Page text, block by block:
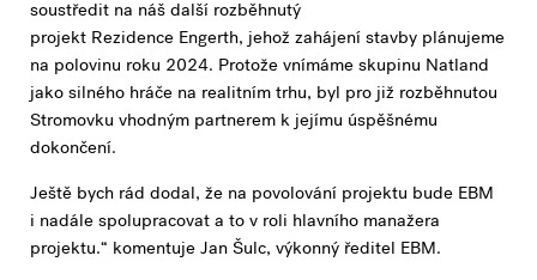
soustředit na náš další rozběhnutý
projekt Rezidence Engerth, jehož zahájení stavby plánujeme
na polovinu roku 2024. Protože vnímáme skupinu Natland
jako silného hráče na realitním trhu, byl pro již rozběhnutou
Stromovku vhodným partnerem k jejímu úspěšnému
dokončení.
Ještě bych rád dodal, že na povolování projektu bude EBM
i nadále spolupracovat a to v roli hlavního manažera
projektu.“ komentuje Jan Šulc, výkonný ředitel EBM.